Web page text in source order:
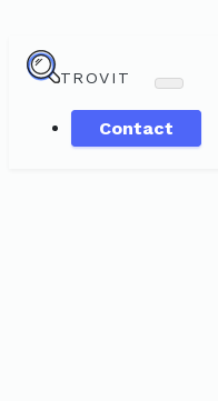
TROVIT
Contact